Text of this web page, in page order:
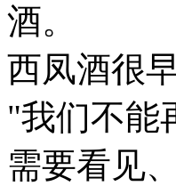
酒。
西凤酒很
"我们不能
需要看见